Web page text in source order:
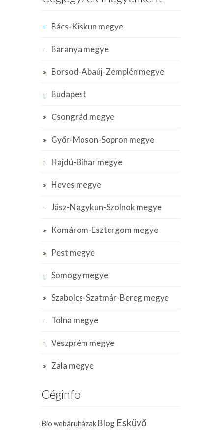
Bács-Kiskun megye
Baranya megye
Borsod-Abaúj-Zemplén megye
Budapest
Csongrád megye
Győr-Moson-Sopron megye
Hajdú-Bihar megye
Heves megye
Jász-Nagykun-Szolnok megye
Komárom-Esztergom megye
Pest megye
Somogy megye
Szabolcs-Szatmár-Bereg megye
Tolna megye
Veszprém megye
Zala megye
Céginfo
Bio webáruházak Blog Esküvő